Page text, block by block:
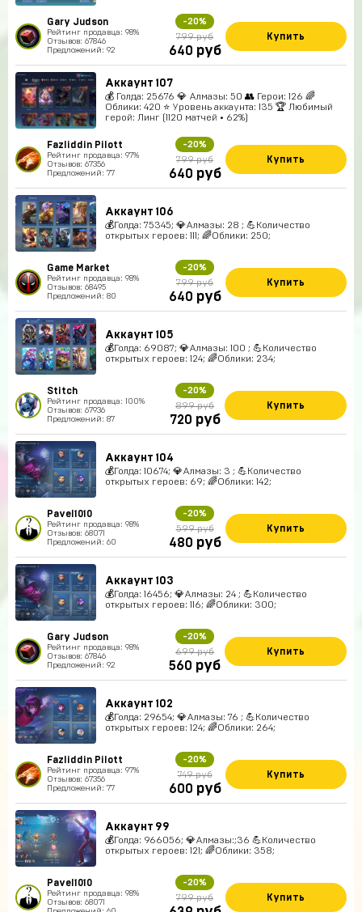
Gary Judson
Рейтинг продавца: 98%
Отзывов: 67846
Предложений: 92
-20%
799 руб
640 руб
Купить
Аккаунт 107
💰 Голда: 25676 💎 Алмазы: 50 👥 Герои: 126 🌈
Облики: 420 ⭐ Уровень аккаунта: 135 🏆 Любимый
герой: Линг (1120 матчей • 62%)
Fazliddin Pilott
Рейтинг продавца: 97%
Отзывов: 67356
Предложений: 77
-20%
799 руб
640 руб
Купить
Аккаунт 106
💰Голда: 75345; 💎Алмазы: 28 ; 💪Количество
открытых героев: 111; 🌈Облики: 250;
Game Market
Рейтинг продавца: 98%
Отзывов: 68495
Предложений: 80
-20%
799 руб
640 руб
Купить
Аккаунт 105
💰Голда: 69087; 💎Алмазы: 100 ; 💪Количество
открытых героев: 124; 🌈Облики: 234;
Stitch
Рейтинг продавца: 100%
Отзывов: 67936
Предложений: 87
-20%
899 руб
720 руб
Купить
Аккаунт 104
💰Голда: 10674; 💎Алмазы: 3 ; 💪Количество
открытых героев: 69; 🌈Облики: 142;
Pavel1010
Рейтинг продавца: 98%
Отзывов: 68071
Предложений: 60
-20%
599 руб
480 руб
Купить
Аккаунт 103
💰Голда: 16456; 💎Алмазы: 24 ; 💪Количество
открытых героев: 116; 🌈Облики: 300;
Gary Judson
Рейтинг продавца: 98%
Отзывов: 67846
Предложений: 92
-20%
699 руб
560 руб
Купить
Аккаунт 102
💰Голда: 29654; 💎Алмазы: 76 ; 💪Количество
открытых героев: 124; 🌈Облики: 264;
Fazliddin Pilott
Рейтинг продавца: 97%
Отзывов: 67356
Предложений: 77
-20%
749 руб
600 руб
Купить
Аккаунт 99
💰Голда: 966056; 💎Алмазы:;36 💪Количество
открытых героев: 121; 🌈Облики: 358;
Pavel1010
Рейтинг продавца: 98%
Отзывов: 68071
-20%
799 руб Купить